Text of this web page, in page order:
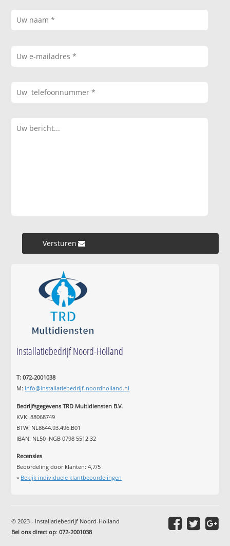
Versturen »
Installatiebedrijf Noord-Holland
T: 072-2001038
M: info@installatiebedrijf-noordholland.nl
Bedrijfsgegevens TRD Multidiensten B.V.
KVK: 88068749
BTW: NL8644.93.496.B01
IBAN: NL50 INGB 0798 5512 32
Recensies
Beoordeling door klanten:4,7/5
» Bekijk individuele klantbeoordelingen
© 2023 - Installatiebedrijf Noord-Holland
Bel ons direct op:072-2001038